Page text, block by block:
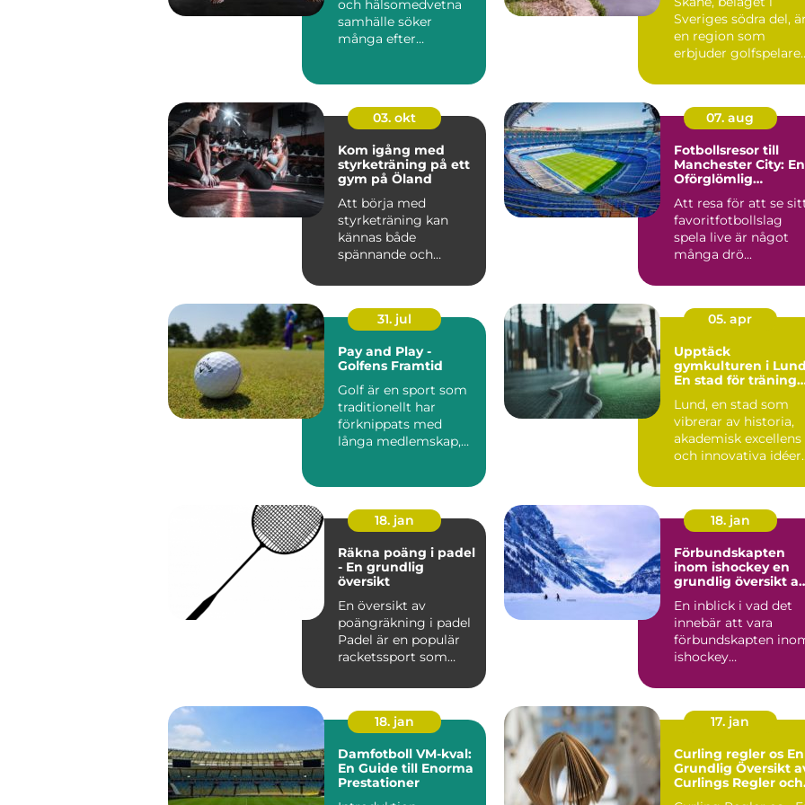
och hälsomedvetna
samhälle söker
många efter
Sveriges södra del, är
en region som
erbjuder golfspelare
03. okt
Kom igång med
styrketräning på ett
gym på Öland
Att börja med
styrketräning kan
kännas både
spännande och
07. aug
Fotbollsresor till
Manchester City: En
Oförglömlig
Att resa för att se
favoritfotbollslag
spela live är något
många drö...
31. jul
Pay and Play -
Golfens Framtid
Golf är en sport som
traditionellt har
förknippats med
långa medlemskap,
05. apr
Upptäck
gymkulturen i
En stad för träning
Lund, en stad som
vibrerar av historia,
akademisk excellens
och innovativa idéer
18. jan
Räkna poäng i padel
- En grundlig
översikt
En översikt av
poängräkning i padel
Padel är en populär
racketssport som
från te...
18. jan
Förbundskapten
inom ishockey en
grundlig översikt av
En inblick i vad det
innebär att vara
förbundskapten
ishockey
en central f...
18. jan
Damfotboll VM-kval:
En Guide till Enorma
Prestationer
17. jan
Curling regler os En
Grundlig Översikt
Curlings Regler och